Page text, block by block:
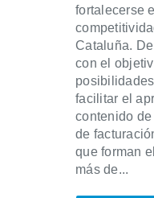
fortalecerse
Cataluña.
con el
facilitar el
contenido
de
que forman
más de...